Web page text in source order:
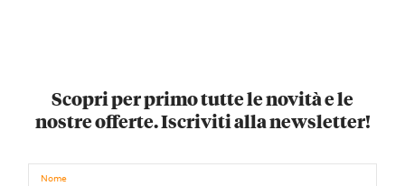
Scopri per primo tutte le novità e le
nostre offerte. Iscriviti alla newsletter!
Nome